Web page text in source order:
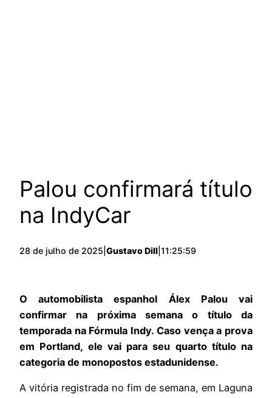
Palou confirmará título
na IndyCar
28 de julho de 2025 Gustavo Dill 11:25:59
O automobilista espanhol Álex Palou vai
confirmar na próxima semana o título da
temporada na Fórmula Indy. Caso vença a prova
em Portland, ele vai para seu quarto título na
categoria de monopostos estadunidense.
A vitória registrada no fim de semana, em Laguna